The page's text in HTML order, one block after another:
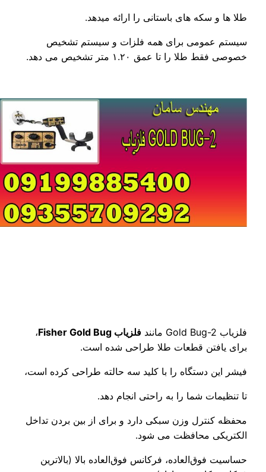
طلا ها و سکه های باستانی را ارائه میدهد.
سیستم عمومی برای همه فلزات و سیستم تشخیص
خصوصی فقط طلا را تا عمق ۱.۲۰ متر تشخیص می دهد.
فلزیاب Gold Bug-2 مانند فلزیاب Fisher Gold Bug
،
برای یافتن قطعات طلا طراحی شده است.
فیشر این دستگاه را با کلید سه حالته طراحی کرده است،
تا تنظیمات شما را به راحتی انجام دهد.
محفظه کنترل وزن سبکی دارد و برای از بین بردن تداخل
الکتریکی محافظت می شود.
حساسیت فوق‌العاده، فرکانس فوق‌العاده بالا (بالاترین